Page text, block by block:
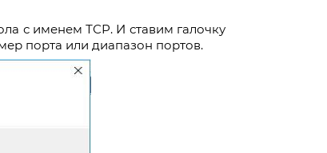
с именем ТСР. И ставим галочку
порта или диапазон портов.